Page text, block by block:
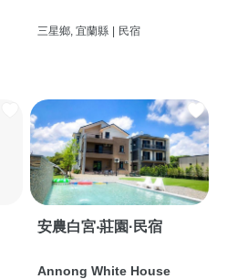
三星鄉, 宜蘭縣 | 民宿
安農白宮‧莊園·民宿
Annong White House